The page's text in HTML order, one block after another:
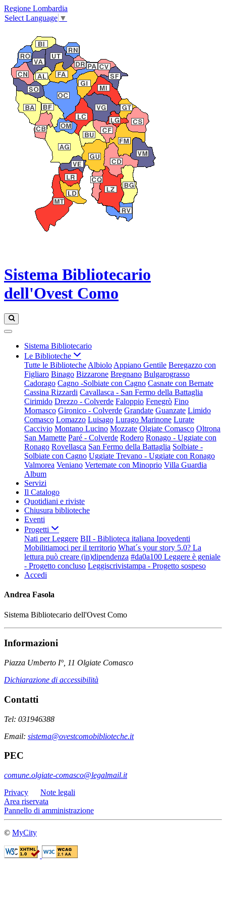
Regione Lombardia
Select Language ▼
Sistema Bibliotecario
dell'Ovest Como
Sistema Bibliotecario
Le Biblioteche
Tutte le Biblioteche Albiolo Appiano Gentile Beregazzo con
Figliaro Binago Bizzarone Bregnano Bulgarograsso
Cadorago Cagno -Solbiate con Cagno Casnate con Bernate
Cassina Rizzardi Cavallasca - San Fermo della Battaglia
Cirimido Drezzo - Colverde Faloppio Fenegrò Fino
Mornasco Gironico - Colverde Grandate Guanzate Limido
Comasco Lomazzo Luisago Lurago Marinone Lurate
Caccivio Montano Lucino Mozzate Olgiate Comasco Oltrona
San Mamette Paré - Colverde Rodero Ronago - Uggiate con
Ronago Rovellasca San Fermo della Battaglia Solbiate -
Solbiate con Cagno Uggiate Trevano - Uggiate con Ronago
Valmorea Veniano Vertemate con Minoprio Villa Guardia
Album
Servizi
Il Catalogo
Quotidiani e riviste
Chiusura biblioteche
Eventi
Progetti
Nati per Leggere BII - Biblioteca italiana Ipovedenti
Mobilitiamoci per il territorio What´s your story 5.0? La
lettura può creare (in)dipendenza #da0a100 Leggere è geniale
- Progetto concluso Leggiscrivistampa - Progetto sospeso
Accedi
Andrea Fasola
Sistema Bibliotecario dell'Ovest Como
Informazioni
Piazza Umberto I°, 11 Olgiate Comasco
Dichiarazione di accessibilità
Contatti
Tel: 031946388
Email: sistema@ovestcomobiblioteche.it
PEC
comune.olgiate-comasco@legalmail.it
Privacy
Note legali
Area riservata
Pannello di amministrazione
© MyCity